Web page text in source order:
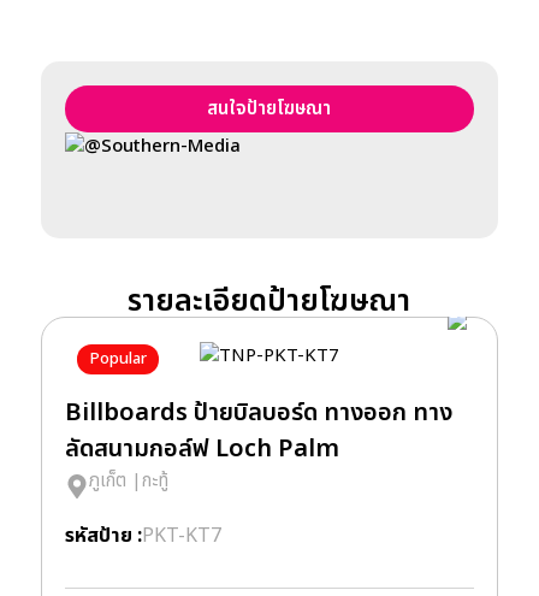
สนใจป้ายโฆษณา
@Southern-Media
รายละเอียดป้ายโฆษณา
Popular
Billboards ป้ายบิลบอร์ด ทางออก ทาง
ลัดสนามกอล์ฟ Loch Palm
ภูเก็ต | กะทู้
รหัสป้าย :PKT-KT7